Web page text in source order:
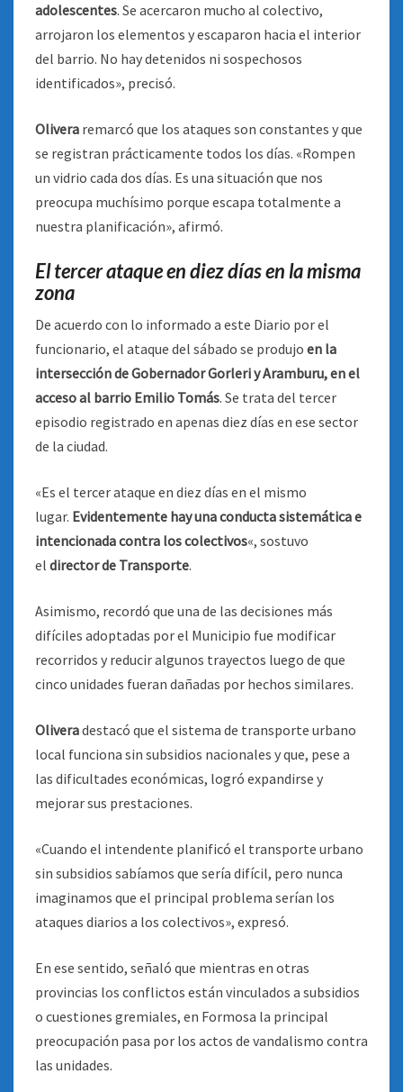
adolescentes. Se acercaron mucho al colectivo,
arrojaron los elementos y escaparon hacia el interior
del barrio. No hay detenidos ni sospechosos
identificados», precisó.
Olivera remarcó que los ataques son constantes y que
se registran prácticamente todos los días. «Rompen
un vidrio cada dos días. Es una situación que nos
preocupa muchísimo porque escapa totalmente a
nuestra planificación», afirmó.
El tercer ataque en diez días en la misma
zona
De acuerdo con lo informado a este Diario por el
funcionario, el ataque del sábado se produjo en la
intersección de Gobernador Gorleri y Aramburu, en el
acceso al barrio Emilio Tomás. Se trata del tercer
episodio registrado en apenas diez días en ese sector
de la ciudad.
«Es el tercer ataque en diez días en el mismo
lugar. Evidentemente hay una conducta sistemática e
intencionada contra los colectivos«, sostuvo
el director de Transporte.
Asimismo, recordó que una de las decisiones más
difíciles adoptadas por el Municipio fue modificar
recorridos y reducir algunos trayectos luego de que
cinco unidades fueran dañadas por hechos similares.
Oliveradestacó que el sistema de transporte urbano
local funciona sin subsidios nacionales y que, pese a
las dificultades económicas, logró expandirse y
mejorar sus prestaciones.
«Cuando el intendente planificó el transporte urbano
sin subsidios sabíamos que sería difícil, pero nunca
imaginamos que el principal problema serían los
ataques diarios a los colectivos», expresó.
En ese sentido, señaló que mientras en otras
provincias los conflictos están vinculados a subsidios
o cuestiones gremiales, en Formosa la principal
preocupación pasa por los actos de vandalismo contra
las unidades.